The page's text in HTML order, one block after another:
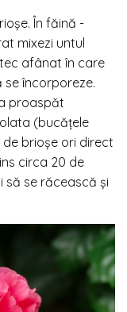
În făină
mixezi untul
afânat în care
se încorporeze.
proaspăt
(bucățele
de brioșe ori direct
circa 20 de
să se răcească și